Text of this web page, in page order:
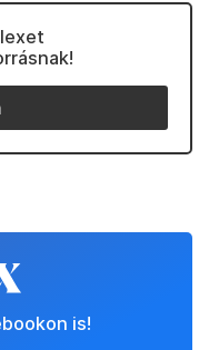
is!